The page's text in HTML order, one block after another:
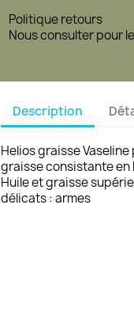
Politique retours
Nous consulter pour
Description
Helios graisse
graisse consistante en
Huile et graisse
délicats : armes